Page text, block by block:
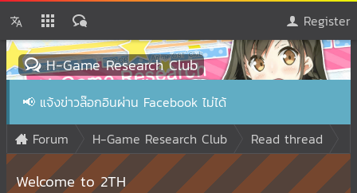
Register
H-Game Research Club
📢 แจ้งข่าวล๊อกอินผ่าน Facebook ไม่ได้
Forum
H-Game Research Club Read thread
Welcome to 2TH